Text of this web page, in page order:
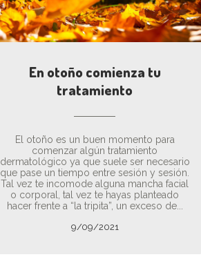
En otoño comienza tu
tratamiento
El otoño es un buen momento para
comenzar algún tratamiento
dermatológico ya que suele ser necesario
que pase un tiempo entre sesión y sesión.
Tal vez te incomode alguna mancha facial
o corporal, tal vez te hayas planteado
hacer frente a “la tripita”, un exceso de...
9/09/2021